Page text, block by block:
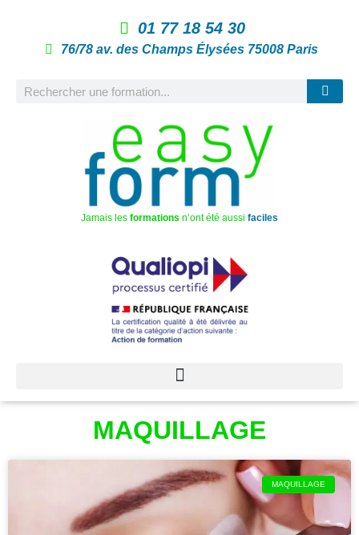
01 77 18 54 30
76/78 av. des Champs Élysées 75008 Paris
Jamais les formations n’ont été aussi faciles
MAQUILLAGE
MAQUILLAGE